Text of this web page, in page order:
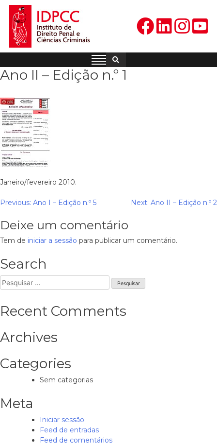
Skip
content
IDPCC
Instituto de Direito Penal e
Ano II – Edição n.º 1
Janeiro/fevereiro 2010.
Navegação
de
artigos
Previous: Ano I – Edição n.º 5 Next: Ano II – Edição n.º 2
Deixe um comentário
Tem de iniciar a sessão para publicar um comentário.
Search
Pesquisar
por:
Recent Comments
Archives
Categories
Sem categorias
Meta
Iniciar sessão
Feed de entradas
Feed de comentários